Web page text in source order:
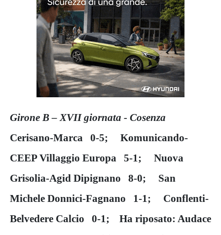
Girone B – XVII giornata - Cosenza
Cerisano-Marca 0-5; Komunicando-
CEEP Villaggio Europa 5-1; Nuova
Grisolia-Agid Dipignano 8-0; San
Michele Donnici-Fagnano 1-1; Conflenti-
Belvedere Calcio 0-1; Ha riposato: Audace